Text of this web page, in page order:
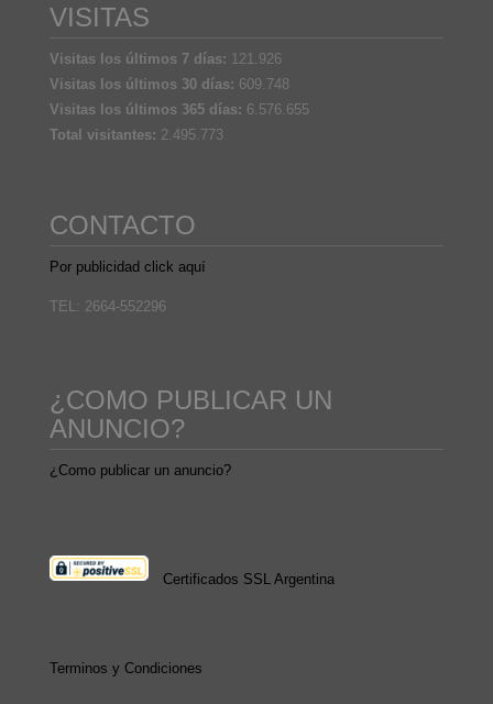
VISITAS
Visitas los últimos 7 días: 121.926
Visitas los últimos 30 días: 609.748
Visitas los últimos 365 días: 6.576.655
Total visitantes: 2.495.773
CONTACTO
Por publicidad click aquí
TEL: 2664-552296
¿COMO PUBLICAR UN
ANUNCIO?
¿Como publicar un anuncio?
Certificados SSL Argentina
Terminos y Condiciones